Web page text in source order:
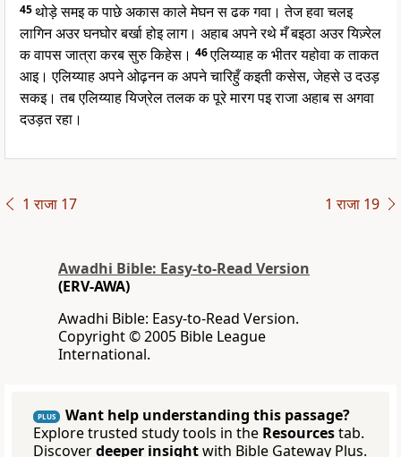
45थोड़े समइ क पाछे अकास काले मेघन स ढक गवा। तेज हवा चलइ
लागिन अउर घनघोर बर्खा होइ लाग। अहाब अपने रथे मँ बइठा अउर यिज़्रेल
क वापस जात्रा करब सुरु किहेस। 46एलिय्याह क भीतर यहोवा क ताकत
आइ। एलिय्याह अपने ओढ़नन क अपने चारिहुँ कइती कसेस, जेहसे उ दउड़
सकइ। तब एलिय्याह यिज्रेल तलक क पूरे मारग पइ राजा अहाब स अगवा
दउड़त रहा।
1 राजा 17 1 राजा 19
Awadhi Bible: Easy-to-Read Version
(ERV-AWA)
Awadhi Bible: Easy-to-Read Version.
Copyright © 2005 Bible League
International.
PLUS
Want help understanding this passage?
Explore trusted study tools in the Resourcestab.
Discoverdeeper insightwith Bible Gateway Plus.